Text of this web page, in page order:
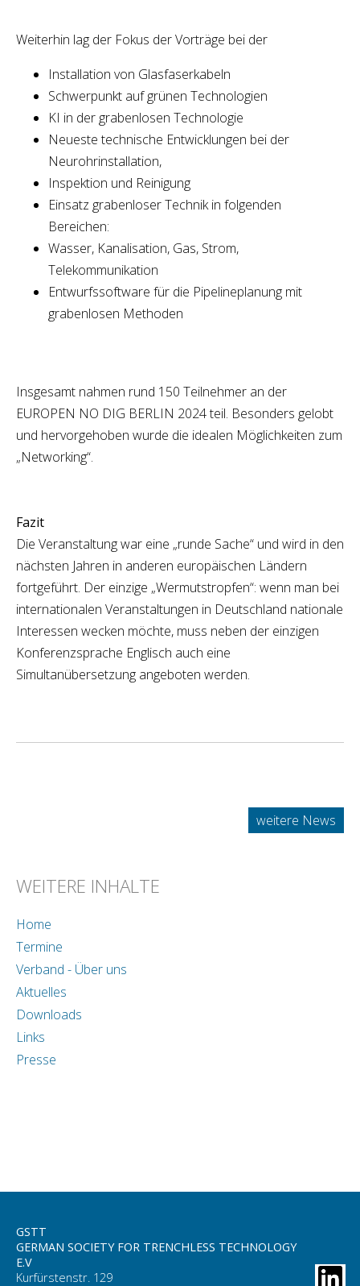
Weiterhin lag der Fokus der Vorträge bei der
Installation von Glasfaserkabeln
Schwerpunkt auf grünen Technologien
KI in der grabenlosen Technologie
Neueste technische Entwicklungen bei der
Neurohrinstallation,
Inspektion und Reinigung
Einsatz grabenloser Technik in folgenden
Bereichen:
Wasser, Kanalisation, Gas, Strom,
Telekommunikation
Entwurfssoftware für die Pipelineplanung mit
grabenlosen Methoden
Insgesamt nahmen rund 150 Teilnehmer an der
EUROPEN NO DIG BERLIN 2024 teil. Besonders gelobt
und hervorgehoben wurde die idealen Möglichkeiten zum
„Networking“.
Fazit
Die Veranstaltung war eine „runde Sache“ und wird in den
nächsten Jahren in anderen europäischen Ländern
fortgeführt. Der einzige „Wermutstropfen“: wenn man bei
internationalen Veranstaltungen in Deutschland nationale
Interessen wecken möchte, muss neben der einzigen
Konferenzsprache Englisch auch eine
Simultanübersetzung angeboten werden.
weitere News
WEITERE INHALTE
Home
Termine
Verband - Über uns
Aktuelles
Downloads
Links
Presse
GSTT
GERMAN SOCIETY FOR TRENCHLESS TECHNOLOGY
E.V
Kurfürstenstr. 129